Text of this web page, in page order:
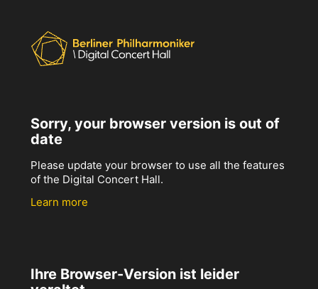
Sorry, your browser version is out of
date
Please update your browser to use all the features
of the Digital Concert Hall.
Learn more
Ihre Browser-Version ist leider